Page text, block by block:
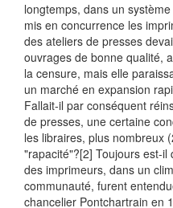
longtemps, dans un
mis en concurrence les
des ateliers de presses
ouvrages de bonne qualité,
la censure, mais elle
un marché en expansion
Fallait-il par conséquent
de presses, une certaine
les libraires, plus nombreux
"rapacité"?[2] Toujours est-il
des imprimeurs, dans un
communauté, furent
chancelier Pontchartrain en